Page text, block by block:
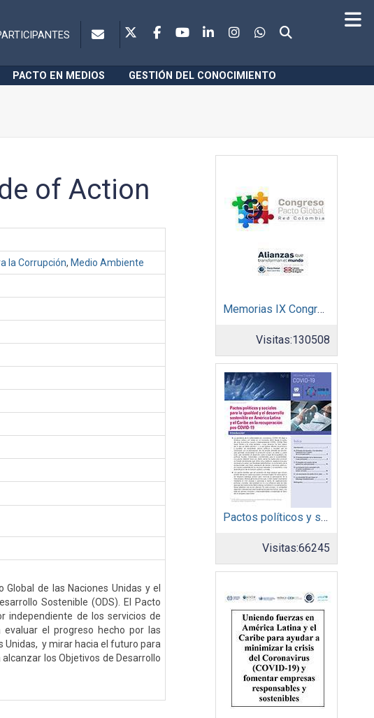
PACTO EN MEDIOS GESTIÓN DEL CONOCIMIENTO
of Action
la Corrupción, Medio Ambiente
de las Naciones Unidas y el
Sostenible (ODS). El Pacto
independiente de los servicios de
el progreso hecho por las
Unidas, y mirar hacia el futuro para
los Objetivos de Desarrollo
Memorias IX Congreso Pacto Global 2019
Visitas:130508
Pactos políticos y sociales para la igualdad y el desarrollo sostenible en América Latina y el Caribe en la recuperación pos COVID-19
Visitas:66245